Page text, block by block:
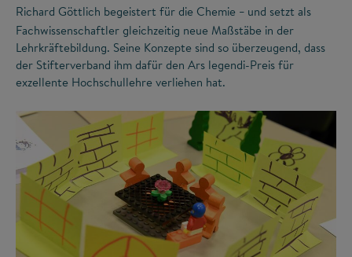
Richard Göttlich begeistert für die Chemie – und setzt als
Fachwissenschaftler gleichzeitig neue Maßstäbe in der
Lehrkräftebildung. Seine Konzepte sind so überzeugend, dass
der Stifterverband ihm dafür den Ars legendi-Preis für
exzellente Hochschullehre verliehen hat.